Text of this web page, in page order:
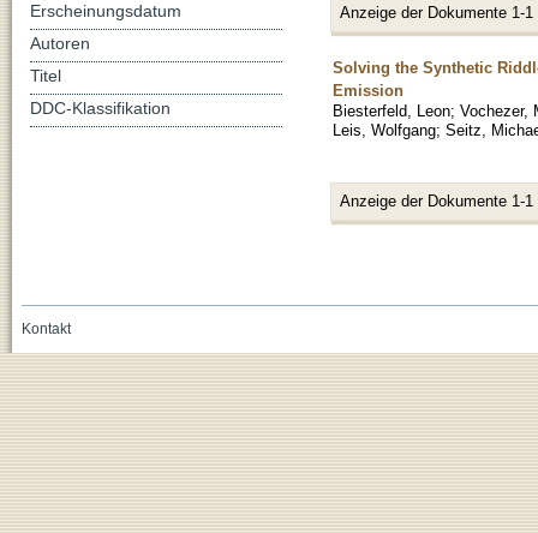
Anzeige der Dokumente 1-1
Solving the Synthetic
Emission
Biesterfeld, Leon; Vochezer,
Leis, Wolfgang; Seitz,
Anzeige der Dokumente 1-1
Erscheinungsdatum
Autoren
Titel
DDC-Klassifikation
Kontakt